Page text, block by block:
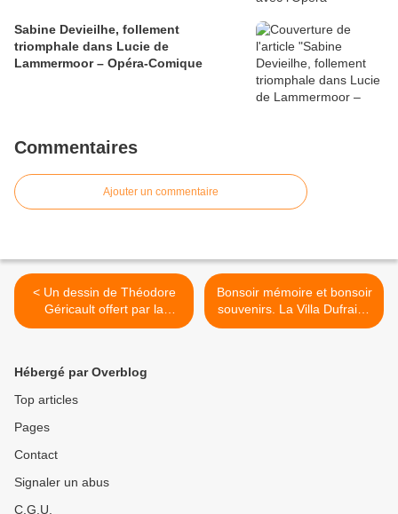
Sabine Devieilhe, follement
triomphale dans Lucie de
Lammermoor – Opéra-Comique
Commentaires
Ajouter un commentaire
< Un dessin de Théodore
Géricault offert par la
Société des Amis du Musée
enfin reconstitué
Bonsoir mémoire et bonsoir
souvenirs. La Villa Dufraine
>
Hébergé par Overblog
Top articles
Pages
Contact
Signaler un abus
C.G.U.